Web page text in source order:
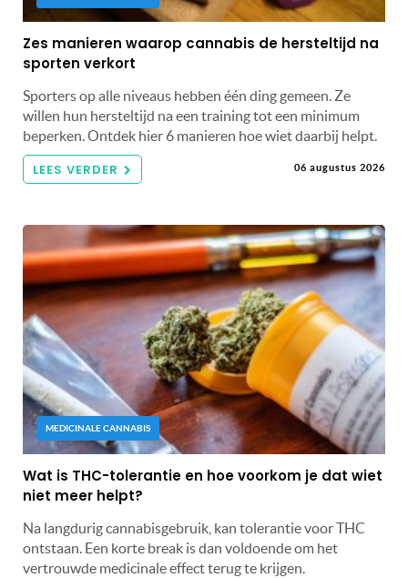
Zes manieren waarop cannabis de hersteltijd na
sporten verkort
Sporters op alle niveaus hebben één ding gemeen. Ze
willen hun hersteltijd na een training tot een minimum
beperken. Ontdek hier 6 manieren hoe wiet daarbij helpt.
LEES VERDER 06 augustus 2026
MEDICINALE CANNABIS
Wat is THC-tolerantie en hoe voorkom je dat wiet
niet meer helpt?
Na langdurig cannabisgebruik, kan tolerantie voor THC
ontstaan. Een korte break is dan voldoende om het
vertrouwde medicinale effect terug te krijgen.